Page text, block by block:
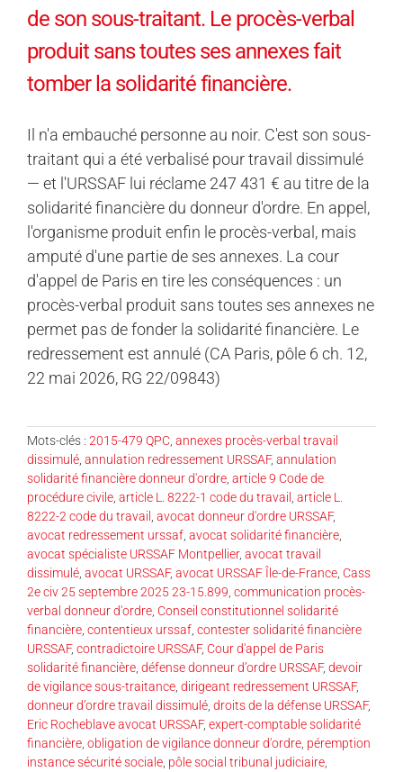
de son sous-traitant. Le procès-verbal
produit sans toutes ses annexes fait
tomber la solidarité financière.
Il n'a embauché personne au noir. C'est son sous-
traitant qui a été verbalisé pour travail dissimulé
— et l'URSSAF lui réclame 247 431 € au titre de la
solidarité financière du donneur d'ordre. En appel,
l'organisme produit enfin le procès-verbal, mais
amputé d'une partie de ses annexes. La cour
d'appel de Paris en tire les conséquences : un
procès-verbal produit sans toutes ses annexes ne
permet pas de fonder la solidarité financière. Le
redressement est annulé (CA Paris, pôle 6 ch. 12,
22 mai 2026, RG 22/09843)
Mots-clés : 2015-479 QPC annexes procès-verbal travail
dissimulé annulation redressement URSSAF, annulation
solidarité financière donneur d'ordre article 9 Code de
procédure civile article L. 8222-1 code du travail
article L.
8222-2 code du travail
avocat donneur d'ordre URSSAF,
avocat redressement urssaf avocat solidarité financière
avocat spécialiste URSSAF Montpellier, avocat travail
dissimulé avocat URSSAF, avocat URSSAF Île-de-France Cass
2e civ 25 septembre 2025 23-15.899 communication procès-
verbal donneur d'ordre Conseil constitutionnel solidarité
financière contentieux urssaf contester solidarité financière
URSSAF, contradictoire URSSAF, Cour d'appel de Paris
solidarité financière défense donneur d’ordre URSSAF, devoir
de vigilance sous-traitance dirigeant redressement URSSAF,
donneur d’ordre travail dissimulé droits de la défense URSSAF,
Eric Rocheblave avocat URSSAF, expert-comptable solidarité
financière obligation de vigilance donneur d'ordre péremption
instance sécurité sociale pôle social tribunal judiciaire